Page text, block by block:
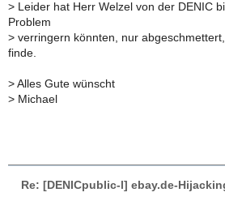
> Leider hat Herr Welzel von der DENIC
Problem
> verringern könnten, nur
finde.
> Alles Gute wünscht
> Michael
Re: [DENICpublic-l] ebay.de-